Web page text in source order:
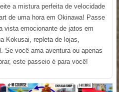
a mistura perfeita de velocidade
de uma hora em Okinawa! Passe
vista emocionante de jatos em
Kokusai, repleta de lojas,
Se você ama aventura ou apenas
este passeio é para você!